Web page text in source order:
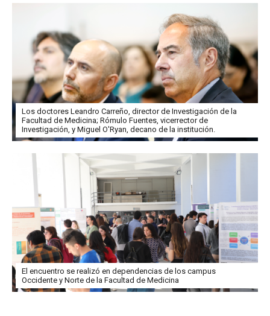
Los doctores Leandro Carreño, director de Investigación de la
Facultad de Medicina; Rómulo Fuentes, vicerrector de
Investigación, y Miguel O'Ryan, decano de la institución.
El encuentro se realizó en dependencias de los campus
Occidente y Norte de la Facultad de Medicina